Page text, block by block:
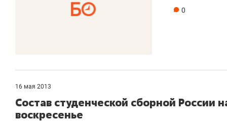
0
16 мая 2013
Состав студенческой сборной России
воскресенье